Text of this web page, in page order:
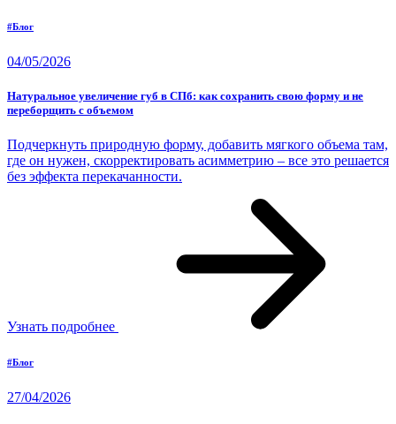
#Блог
04/05/2026
Натуральное увеличение губ в СПб: как сохранить свою форму и не
переборщить с объемом
Подчеркнуть природную форму, добавить мягкого объема там,
где он нужен, скорректировать асимметрию – все это решается
без эффекта перекачанности.
Узнать подробнее
#Блог
27/04/2026